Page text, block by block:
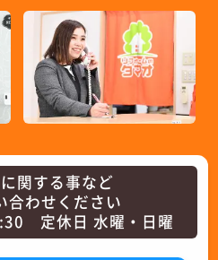
関する事など
合わせください
定休日 水曜・日曜